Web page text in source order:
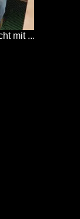
mit ...